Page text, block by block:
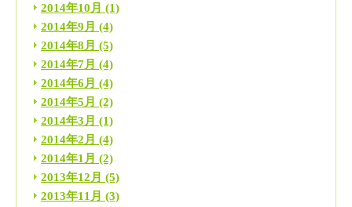
2014年10月 (1)
2014年9月 (4)
2014年8月 (5)
2014年7月 (4)
2014年6月 (4)
2014年5月 (2)
2014年3月 (1)
2014年2月 (4)
2014年1月 (2)
2013年12月 (5)
2013年11月 (3)